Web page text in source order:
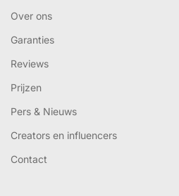
Over ons
Garanties
Reviews
Prijzen
Pers & Nieuws
Creators en influencers
Contact